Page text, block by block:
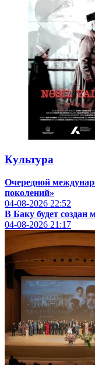
Культура
Очередной
поколений»
04-08-2026 22:52
В Баку будет создан
04-08-2026 21:17